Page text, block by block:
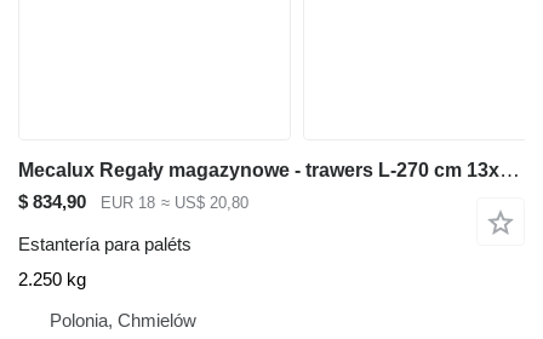
Mecalux Regały magazynowe - trawers L-270 cm 13x5 cm używany
$ 834,90 EUR 18 ≈ US$ 20,80
Estantería para paléts
2.250 kg
Polonia, Chmielów